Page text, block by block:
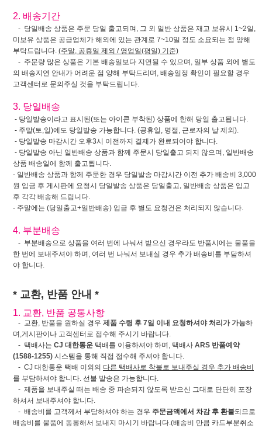
2. 배송기간
- 당일배송 상품은 주문 당일 출고되며, 그 외 일반 상품은 재고 보유시 1~2일,
미보유 상품은 공급업체가 해외에 있는 관계로 7~10일 정도 소요되는 점 양해
부탁드립니다. (주말, 공휴일 제외 / 영업일(평일) 기준)
- 주문량 많은 상품은 기본 배송일보다 지연될 수 있으며, 일부 상품 외에 별도
의 배송지연 안내가 어려운 점 양해 부탁드리며, 배송일정 확인이 필요할 경우
고객센터로 문의주실 것을 부탁드립니다.
3. 당일배송
- 당일발송이라고 표시된(또는 아이콘 부착된) 상품에 한해 당일 출고됩니다.
- 주말(토,일)에도 당일발송 가능합니다. (공휴일, 명절, 근로자의 날 제외).
- 당일발송 마감시간 오후3시 이전까지 결제가 완료되어야 합니다.
- 당일발송 아닌 일반배송 상품과 함께 주문시 당일출고 되지 않으며, 일반배송
상품 배송일에 함께 출고됩니다.
- 일반배송 상품과 함께 주문한 경우 당일발송 마감시간 이전 추가 배송비 3,000
원 입금 후 게시판에 요청시 당일발송 상품은 당일출고, 일반배송 상품은 입고
후 각각 배송해 드립니다.
- 주말에는 (당일출고+일반배송) 입금 후 별도 요청건은 처리되지 않습니다.
4. 부분배송
- 부분배송으로 상품을 여러 번에 나눠서 받으신 경우라도 반품시에는 물품을
한 번에 보내주셔야 하며, 여러 번 나눠서 보내실 경우 추가 배송비를 부담하셔
야 합니다.
* 교환, 반품 안내 *
1. 교환, 반품 공통사항
- 교환, 반품을 원하실 경우 제품 수령 후 7일 이내 요청하셔야 처리가 가능하
며,게시판이나 고객센터로 접수해 주시기 바랍니다.
- 택배사는 CJ 대한통운 택배를 이용하셔야 하며, 택배사 ARS 반품예약
(1588-1255) 시스템을 통해 직접 접수해 주셔야 합니다.
- CJ 대한통운 택배 이외의 다른 택배사로 착불로 보내주실 경우 추가 배송비
를 부담하셔야 합니다. 선불 발송은 가능합니다.
- 제품을 보내주실 때는 배송 중 파손되지 않도록 받으신 그대로 단단히 포장
하셔서 보내주셔야 합니다.
- 배송비를 고객께서 부담하셔야 하는 경우 주문금액에서 차감 후 환불되므로
배송비를 물품에 동봉해서 보내지 마시기 바랍니다.(배송비 만큼 카드부분취소